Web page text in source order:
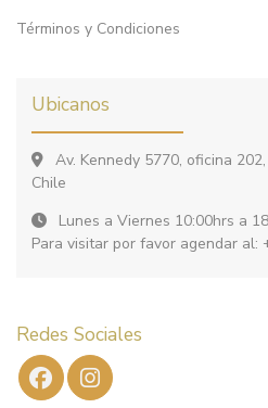
Términos y Condiciones
Ubicanos
Av. Kennedy 5770, oficina
Chile
Lunes a Viernes 10:00hrs a
Para visitar por favor agendar al:
Redes Sociales